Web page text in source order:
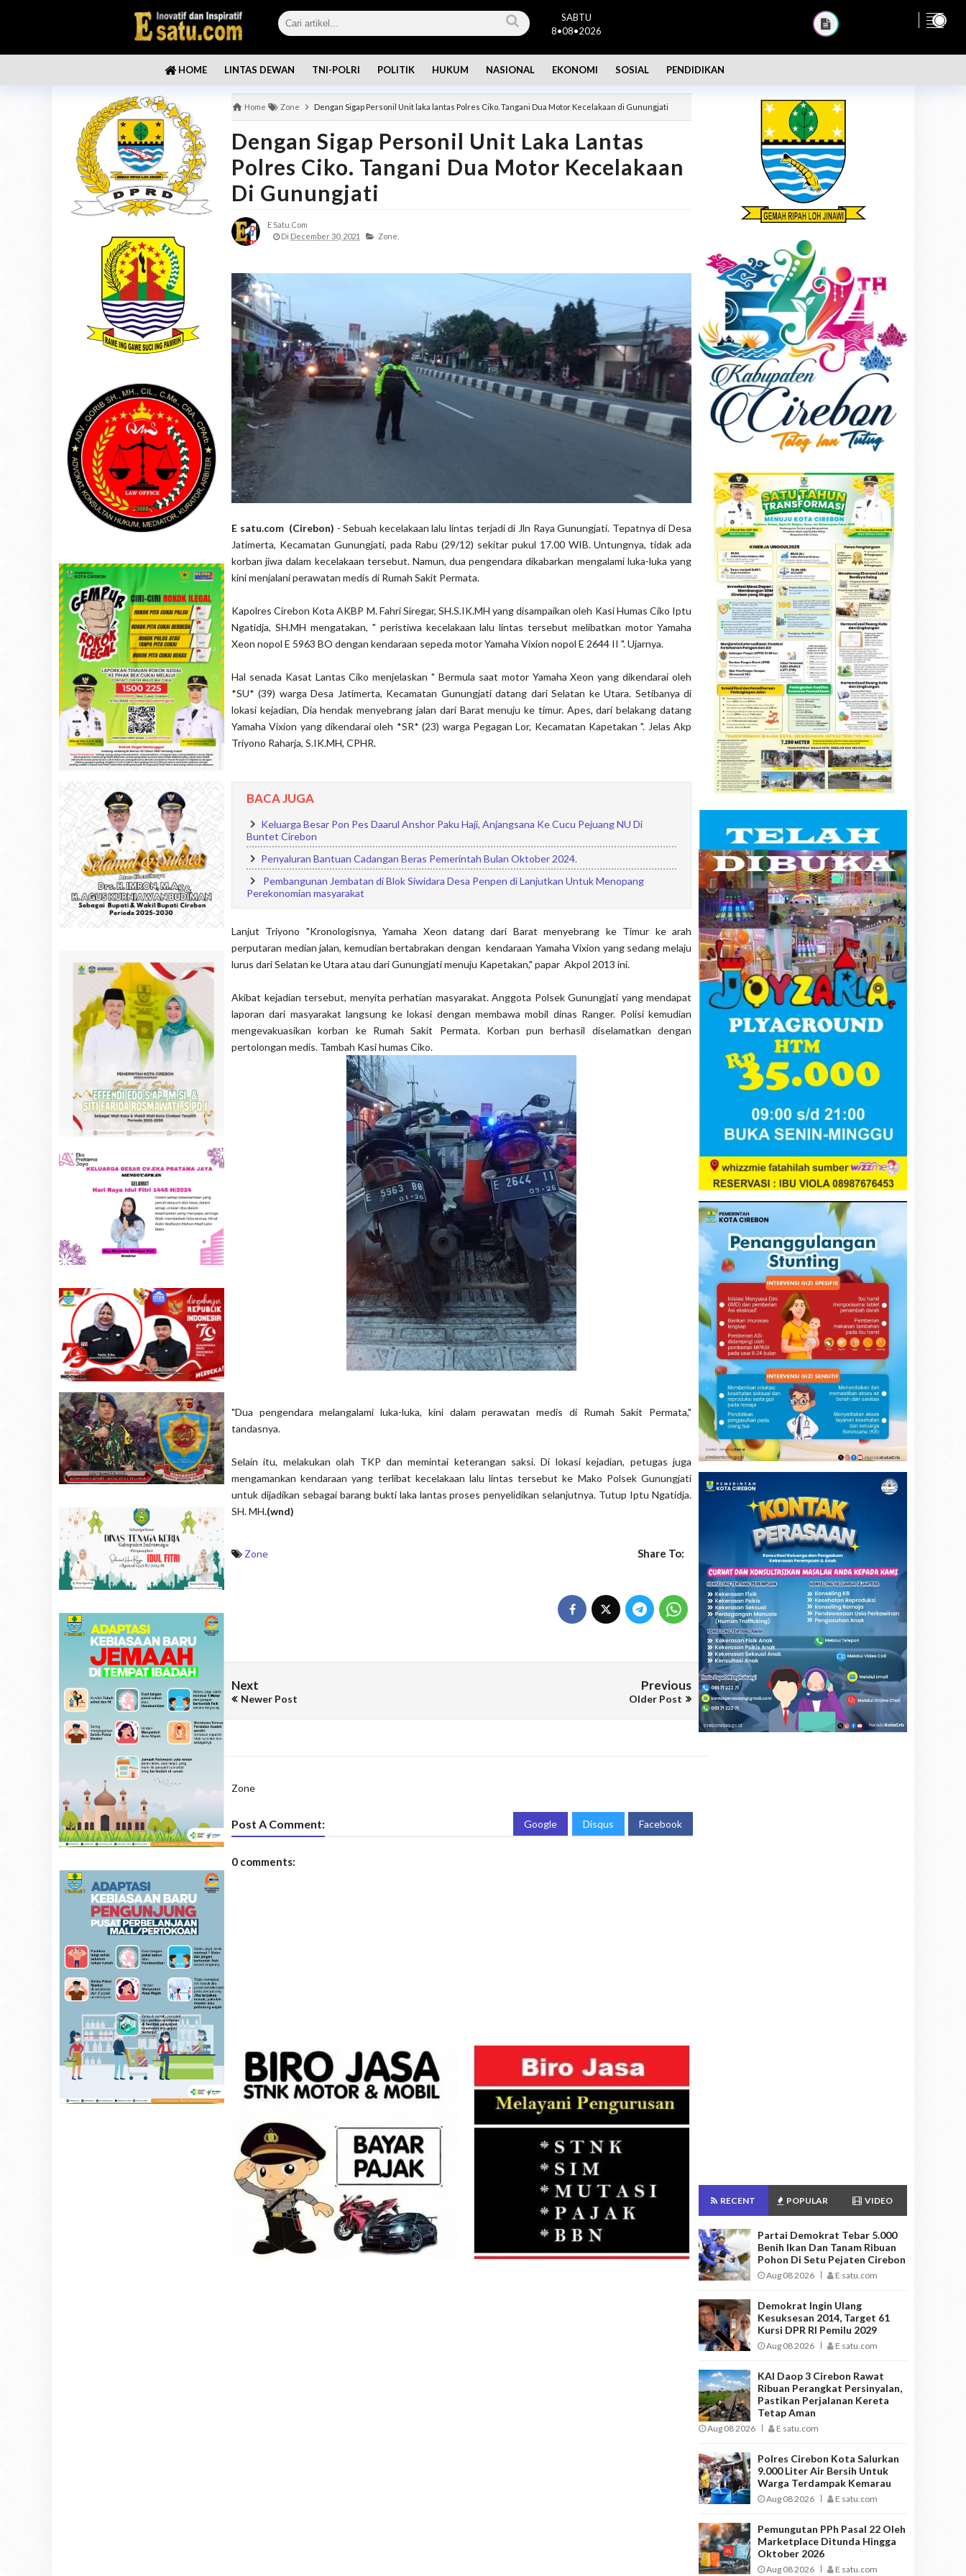
SABTU
8•08•2026
HOME LINTAS DEWAN TNI-POLRI POLITIK HUKUM NASIONAL EKONOMI SOSIAL PENDIDIKAN
Home Zone Dengan Sigap Personil Unit laka lantas Polres Ciko. Tangani Dua Motor Kecelakaan di Gunungjati
Dengan Sigap Personil Unit Laka Lantas
Polres Ciko. Tangani Dua Motor Kecelakaan
Di Gunungjati
E Satu.com
Di December 30, 2021 Zone,
E satu.com (Cirebon) - Sebuah kecelakaan lalu lintas terjadi di Jln Raya Gunungjati. Tepatnya di Desa
Jatimerta, Kecamatan Gunungjati, pada Rabu (29/12) sekitar pukul 17.00 WIB. Untungnya, tidak ada
korban jiwa dalam kecelakaan tersebut. Namun, dua pengendara dikabarkan mengalami luka-luka yang
kini menjalani perawatan medis di Rumah Sakit Permata.
Kapolres Cirebon Kota AKBP M. Fahri Siregar, SH.S.IK.MH yang disampaikan oleh Kasi Humas Ciko Iptu
Ngatidja, SH.MH mengatakan, " peristiwa kecelakaan lalu lintas tersebut melibatkan motor Yamaha
Xeon nopol E 5963 BO dengan kendaraan sepeda motor Yamaha Vixion nopol E 2644 II ". Ujarnya.
Hal senada Kasat Lantas Ciko menjelaskan " Bermula saat motor Yamaha Xeon yang dikendarai oleh
*SU* (39) warga Desa Jatimerta, Kecamatan Gunungjati datang dari Selatan ke Utara. Setibanya di
lokasi kejadian, Dia hendak menyebrang jalan dari Barat menuju ke timur. Apes, dari belakang datang
Yamaha Vixion yang dikendarai oleh *SR* (23) warga Pegagan Lor, Kecamatan Kapetakan ". Jelas Akp
Triyono Raharja, S.IK.MH, CPHR.
BACA JUGA
Keluarga Besar Pon Pes Daarul Anshor Paku Haji, Anjangsana Ke Cucu Pejuang NU Di
Buntet Cirebon
Penyaluran Bantuan Cadangan Beras Pemerintah Bulan Oktober 2024.
Pembangunan Jembatan di Blok Siwidara Desa Penpen di Lanjutkan Untuk Menopang
Perekonomian masyarakat
Lanjut Triyono "Kronologisnya, Yamaha Xeon datang dari Barat menyebrang ke Timur ke arah
perputaran median jalan, kemudian bertabrakan dengan kendaraan Yamaha Vixion yang sedang melaju
lurus dari Selatan ke Utara atau dari Gunungjati menuju Kapetakan," papar Akpol 2013 ini.
Akibat kejadian tersebut, menyita perhatian masyarakat. Anggota Polsek Gunungjati yang mendapat
laporan dari masyarakat langsung ke lokasi dengan membawa mobil dinas Ranger. Polisi kemudian
mengevakuasikan korban ke Rumah Sakit Permata. Korban pun berhasil diselamatkan dengan
pertolongan medis. Tambah Kasi humas Ciko.
"Dua pengendara melangalami luka-luka, kini dalam perawatan medis di Rumah Sakit Permata,"
tandasnya.
Selain itu, melakukan olah TKP dan memintai keterangan saksi. Di lokasi kejadian, petugas juga
mengamankan kendaraan yang terlibat kecelakaan lalu lintas tersebut ke Mako Polsek Gunungjati
untuk dijadikan sebagai barang bukti laka lantas proses penyelidikan selanjutnya. Tutup Iptu Ngatidja.
SH. MH.(wnd)
Zone Share To:
Next
Newer Post
Previous
Older Post
Zone
Post A Comment: Google Disqus Facebook
0 comments:
RECENT POPULAR VIDEO
Partai Demokrat Tebar 5.000
Benih Ikan Dan Tanam Ribuan
Pohon Di Setu Pejaten Cirebon
Aug 08 2026 E satu.com
Demokrat Ingin Ulang
Kesuksesan 2014, Target 61
Kursi DPR RI Pemilu 2029
Aug 08 2026 E satu.com
KAI Daop 3 Cirebon Rawat
Ribuan Perangkat Persinyalan,
Pastikan Perjalanan Kereta
Tetap Aman
Aug 08 2026 E satu.com
Polres Cirebon Kota Salurkan
9.000 Liter Air Bersih Untuk
Warga Terdampak Kemarau
Aug 08 2026 E satu.com
Pemungutan PPh Pasal 22 Oleh
Marketplace Ditunda Hingga
Oktober 2026
Aug 08 2026 E satu.com